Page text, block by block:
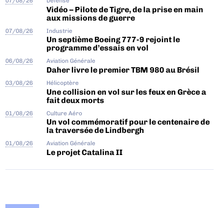
Vidéo – Pilote de Tigre, de la prise en main
aux missions de guerre
07/08/26 Industrie
Un septième Boeing 777-9 rejoint le
programme d’essais en vol
06/08/26 Aviation Générale
Daher livre le premier TBM 980 au Brésil
03/08/26 Hélicoptère
Une collision en vol sur les feux en Grèce a
fait deux morts
01/08/26 Culture Aéro
Un vol commémoratif pour le centenaire de
la traversée de Lindbergh
01/08/26 Aviation Générale
Le projet Catalina II